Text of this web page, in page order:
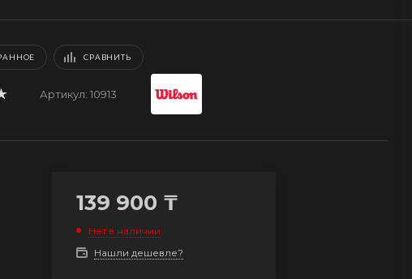
СРАВНИТЬ
Артикул: 10913
139 900 ₸
Нет в наличии
Нашли дешевле?